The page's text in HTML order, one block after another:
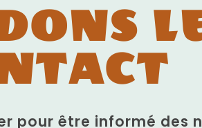
pour être informé des